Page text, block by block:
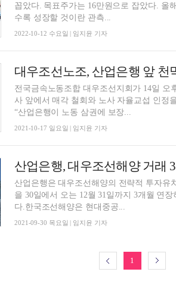
꼽았다. 목표주가는 16만원으로 잡았다. 올
수록 성장할 것이란 관측...
2022-10-12 수요일 | 임지윤 기자
대우조선노조, 산업은행 앞 천
전국금속노동조합 대우조선지회가 14일
사 앞에서 매각 철회와 노사 자율교섭 인정
“산업은행이 노동 삼권에 보장...
2021-10-17 일요일 | 임지윤 기자
산업은행, 대우조선해양 거래
산업은행은 대우조선해양의 전략적 투자유
을 30일에서 오는 12월 31일까지 3개월 연
다.한국조선해양은 현대중공...
2021-09-30 목요일 | 임지윤 기자
1